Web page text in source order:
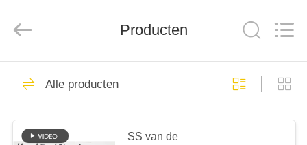
HUIS
PRODUCTEN
SCM
Optische
Lensometer
Producten
Alle producten
SS van de